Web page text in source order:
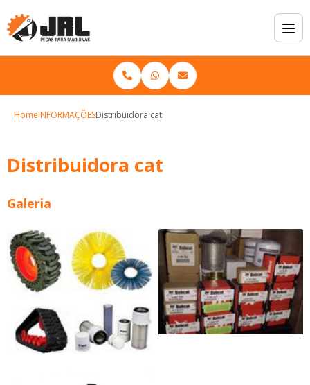
HomeINFORMAÇÕESDistribuidora cat
Distribuidora cat
Galeria